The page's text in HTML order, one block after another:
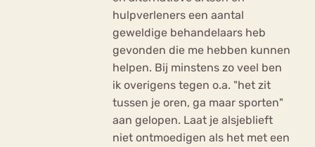
hulpverleners een aantal
geweldige behandelaars heb
gevonden die me hebben kunnen
helpen. Bij minstens zo veel ben
ik overigens tegen o.a. "het zit
tussen je oren, ga maar sporten"
aan gelopen. Laat je alsjeblieft
niet ontmoedigen als het met een